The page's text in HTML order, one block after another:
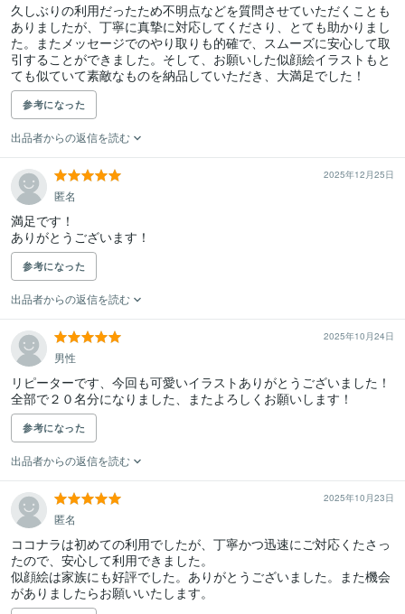
久しぶりの利用だったため不明点などを質問させていただくことも
ありましたが、丁寧に真摯に対応してくださり、とても助かりまし
た。またメッセージでのやり取りも的確で、スムーズに安心して取
引することができました。そして、お願いした似顔絵イラストもと
ても似ていて素敵なものを納品していただき、大満足でした！
参考になった
出品者からの返信を読む
2025年12月25日
匿名
満足です！
ありがとうございます！
参考になった
出品者からの返信を読む
2025年10月24日
男性
リピーターです、今回も可愛いイラストありがとうございました！
全部で２０名分になりました、またよろしくお願いします！
参考になった
出品者からの返信を読む
2025年10月23日
匿名
ココナラは初めての利用でしたが、丁寧かつ迅速にご対応くたさっ
たので、安心して利用できました。
似顔絵は家族にも好評でした。ありがとうございました。また機会
がありましたらお願いいたします。